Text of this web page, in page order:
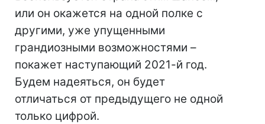
или он окажется на одной полке с
другими, уже упущенными
грандиозными возможностями –
покажет наступающий 2021-й год.
Будем надеяться, он будет
отличаться от предыдущего не одной
только цифрой.